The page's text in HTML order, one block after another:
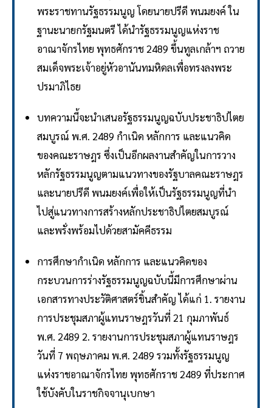
พระราชทานรัฐธรรมนูญ โดยนายปรีดี พนมยงค์ ใน
ฐานะนายกรัฐมนตรี ได้นำรัฐธรรมนูญแห่งราช
อาณาจักรไทย พุทธศักราช 2489 ขึ้นทูลเกล้าฯ ถวาย
สมเด็จพระเจ้าอยู่หัวอานันทมหิดลเพื่อทรงลงพระ
ปรมาภิไธย​
บทความนี้จะนำเสนอรัฐธรรมนูญฉบับประชาธิปไตย
สมบูรณ์ พ.ศ. 2489 กำเนิด หลักการ และแนวคิด
ของคณะราษฎร ซึ่งเป็นอีกผลงานสำคัญในการวาง
หลักรัฐธรรมนูญตามแนวทางของรัฐบาลคณะราษฎร
และนายปรีดี พนมยงค์เพื่อให้เป็นรัฐธรรมนูญที่นำ
ไปสู่แนวทางการสร้างหลักประชาธิปไตยสมบูรณ์
และพรั่งพร้อมไปด้วยสามัคคีธรรม
การศึกษากำเนิด หลักการ และแนวคิดของ
กระบวนการร่างรัฐธรรมนูญฉบับนี้มีการศึกษาผ่าน
เอกสารทางประวัติศาสตร์ชิ้นสำคัญ ได้แก่ 1. รายงาน
การประชุมสภาผู้แทนราษฎรวันที่ 21 กุมภาพันธ์
พ.ศ. 2489 2. รายงานการประชุมสภาผู้แทนราษฎร
วันที่ 7 พฤษภาคม พ.ศ. 2489 รวมทั้งรัฐธรรมนูญ
แห่งราชอาณาจักรไทย พุทธศักราช 2489 ที่ประกาศ
ใช้บังคับในราชกิจจานุเบกษา